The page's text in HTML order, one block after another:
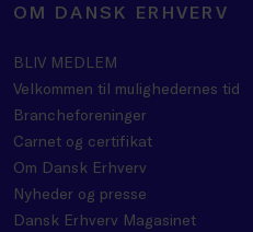
OM DANSK ERHVERV
BLIV MEDLEM
Velkommen til mulighedernes tid
Brancheforeninger
Carnet og certifikat
Om Dansk Erhverv
Nyheder og presse
Dansk Erhverv Magasinet